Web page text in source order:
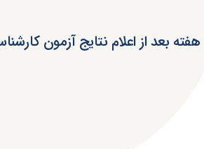
بعد از اعلام نتایج آزمون